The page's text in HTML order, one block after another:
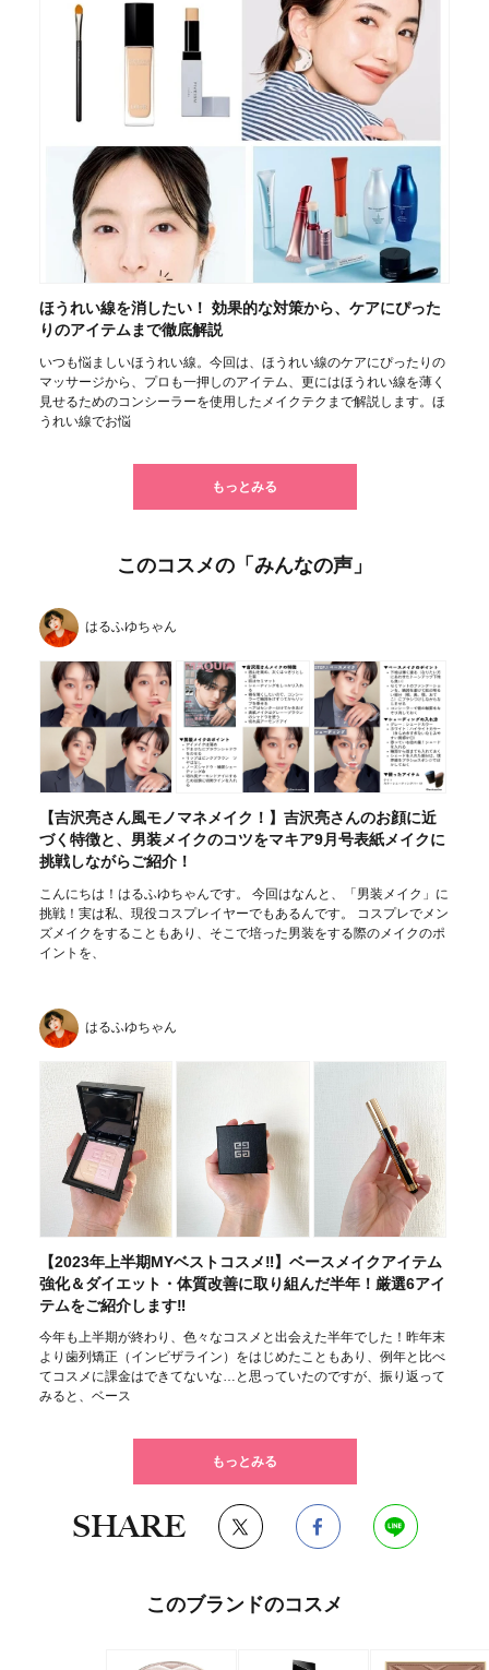
ほうれい線を消したい！ 効果的な対策から、ケアにぴった
りのアイテムまで徹底解説
いつも悩ましいほうれい線。今回は、ほうれい線のケアにぴったりの
マッサージから、プロも一押しのアイテム、更にはほうれい線を薄く
見せるためのコンシーラーを使用したメイクテクまで解説します。ほ
うれい線でお悩
もっとみる
このコスメの「みんなの声」
はるふゆちゃん
【吉沢亮さん風モノマネメイク！】吉沢亮さんのお顔に近
づく特徴と、男装メイクのコツをマキア9月号表紙メイクに
挑戦しながらご紹介！
こんにちは！はるふゆちゃんです。 今回はなんと、「男装メイク」に
挑戦！実は私、現役コスプレイヤーでもあるんです。 コスプレでメン
ズメイクをすることもあり、そこで培った男装をする際のメイクのポ
イントを、
はるふゆちゃん
【2023年上半期MYベストコスメ‼】ベースメイクアイテム
強化＆ダイエット・体質改善に取り組んだ半年！厳選6アイ
テムをご紹介します‼
今年も上半期が終わり、色々なコスメと出会えた半年でした！昨年末
より歯列矯正（インビザライン）をはじめたこともあり、例年と比べ
てコスメに課金はできてないな…と思っていたのですが、振り返って
みると、ベース
もっとみる
SHARE
このブランドのコスメ